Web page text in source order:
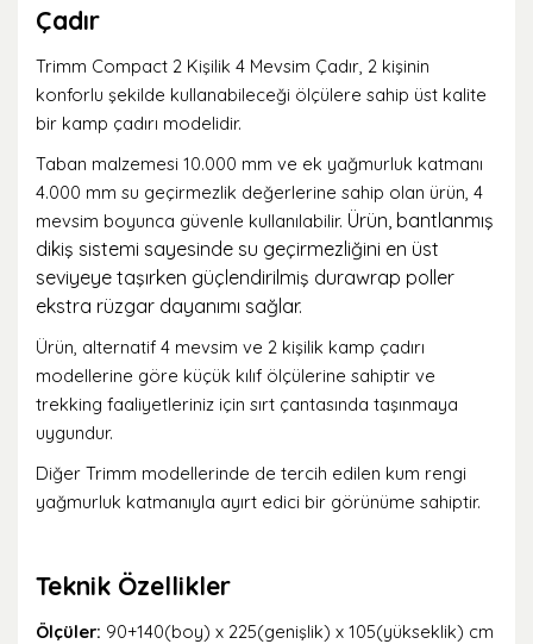
Çadır
Trimm Compact 2 Kişilik 4 Mevsim Çadır , 2 kişinin
konforlu şekilde kullanabileceği ölçülere sahip üst kalite
bir kamp çadırı modelidir.
Taban malzemesi 10.000 mm ve ek yağmurluk katmanı
4.000 mm su geçirmezlik değerlerine sahip olan ürün, 4
mevsim boyunca güvenle kullanılabilir. Ürün, bantlanmış
dikiş sistemi sayesinde su geçirmezliğini en üst
seviyeye taşırken güçlendirilmiş durawrap poller
ekstra rüzgar dayanımı sağlar.
Ürün, alternatif 4 mevsim ve 2 kişilik kamp çadırı
modellerine göre küçük kılıf ölçülerine sahiptir ve
trekking faaliyetleriniz için sırt çantasında taşınmaya
uygundur.
Diğer Trimm modellerinde de tercih edilen kum rengi
yağmurluk katmanıyla ayırt edici bir görünüme sahiptir.
Teknik Özellikler
Ölçüler: 90+140(boy) x 225(genişlik) x 105(yükseklik) cm